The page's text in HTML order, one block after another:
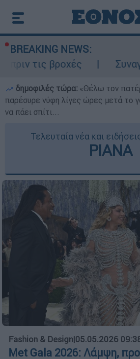
BREAKING NEWS:
Συναγερμός
δημοφιλές τώρα: «Θέλω τον
παρέσυρε νύφη λίγες ώρες μετά το
να πάει σπίτι...
Τελευταία νέα και
ΡΙΑΝΑ
Fashion & Design|05.05.2026
Met Gala 2026: Λάμψη,